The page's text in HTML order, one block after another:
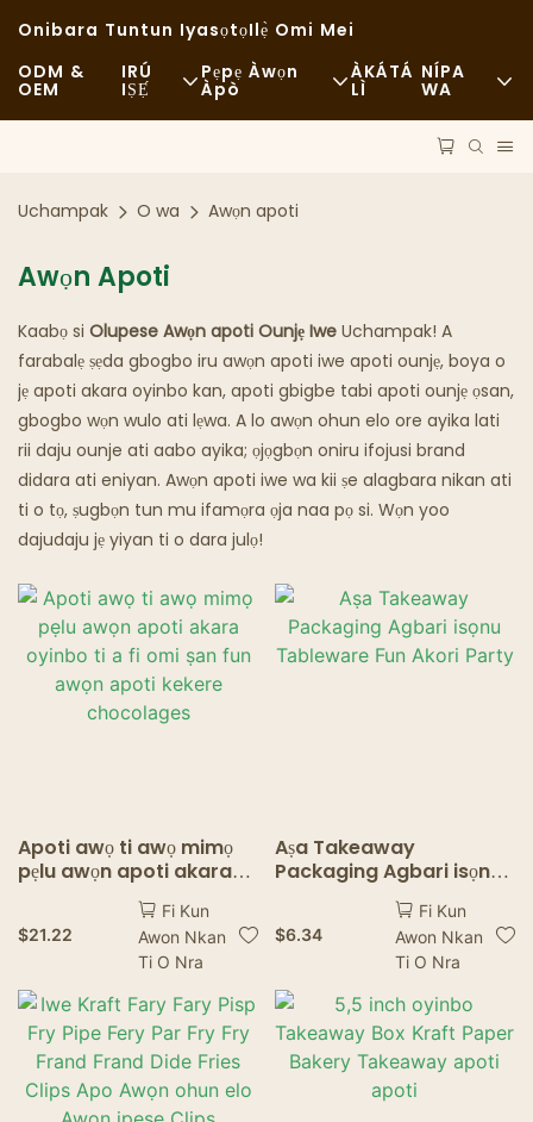
Onibara Tuntun IyasọtọIlẹ̀ Omi Mei
ODM &
OEM
IRÚ
IṢẸ́
Búfétì
Àwọn Ọkọ̀ Akẹ́rù Oúnjẹ
Ilé-Iṣẹ́ Búrẹ́dì
Ṣíbí Oníróró
Pẹpẹ Àwọn
Àpò
ÀKÁTÁ
LÌ
NÍPA
WA
Awọn Iroyin
Bulọọgi
Uchampak O wa Awọn apoti
Awọn Apoti
Kaabọ si Olupese Awọn apoti Ounjẹ Iwe Uchampak! A
farabalẹ ṣẹda gbogbo iru awọn apoti iwe apoti ounjẹ, boya o
jẹ apoti akara oyinbo kan, apoti gbigbe tabi apoti ounjẹ ọsan,
gbogbo wọn wulo ati lẹwa. A lo awọn ohun elo ore ayika lati
rii daju ounje ati aabo ayika; ọjọgbọn oniru ifojusi brand
didara ati eniyan. Awọn apoti iwe wa kii ṣe alagbara nikan ati
ti o tọ, ṣugbọn tun mu ifamọra ọja naa pọ si. Wọn yoo
dajudaju jẹ yiyan ti o dara julọ!
Apoti awọ ti awọ mimọ
pẹlu awọn apoti akara
oyinbo ti a fi omi ṣan fun
awọn apoti kekere
chocolages
$21.22
Fi Kun
Awon Nkan
Ti O Nra
Aṣa Takeaway
Packaging Agbari isọnu
Tableware Fun Akori
$6.34
Fi Kun
Awon Nkan
Ti O Nra